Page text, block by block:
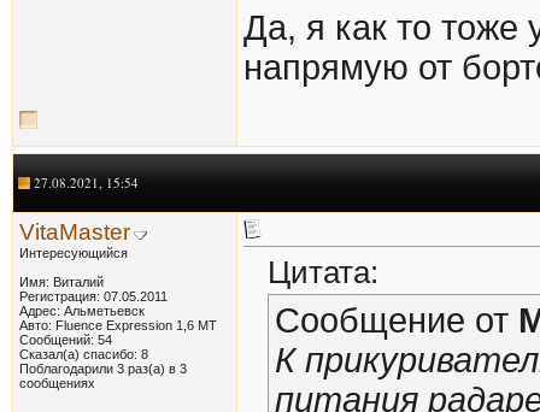
Да, я как то тоже
напрямую от
27.08.2021, 15:54
VitaMaster
Интересующийся
Имя: Виталий
Регистрация: 07.05.2011
Адрес: Альметьевск
Авто: Fluence Expression 1,6 МТ
Сообщений: 54
Сказал(а) спасибо: 8
Поблагодарили 3 раз(а) в 3
сообщениях
Цитата:
Сообщение от
К
питания